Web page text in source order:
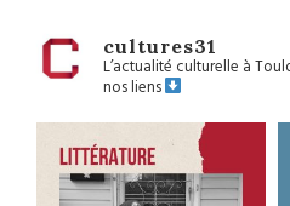
cultures31
L’actualité culturelle à
nos liens